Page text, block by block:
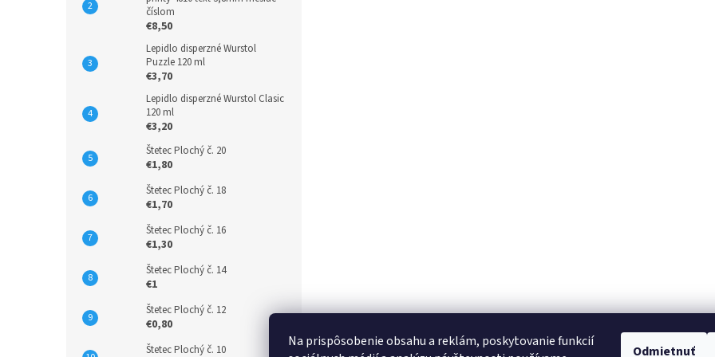
Na prispôsobenie obsahu a reklám, poskytovanie funkcií
Odmietnuť
číslom
€8,50
Lepidlo disperzné Wurstol
Puzzle 120 ml
€3,70
Lepidlo disperzné Wurstol Clasic
120 ml
€3,20
Štetec Plochý č. 20
€1,80
Štetec Plochý č. 18
€1,70
Štetec Plochý č. 16
€1,30
Štetec Plochý č. 14
€1
Štetec Plochý č. 12
€0,80
Štetec Plochý č. 10